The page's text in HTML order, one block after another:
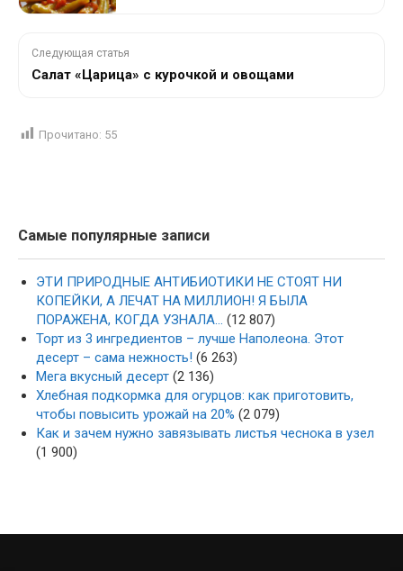
Следующая статья
Салат «Царица» с курочкой и овощами
Прочитано: 55
Самые популярные записи
ЭТИ ПРИРОДНЫЕ АНТИБИОТИКИ НЕ СТОЯТ НИ
КОПЕЙКИ, А ЛЕЧАТ НА МИЛЛИОН! Я БЫЛА
ПОРАЖЕНА, КОГДА УЗНАЛА… (12 807)
Торт из 3 ингредиентов – лучше Наполеона. Этот
десерт – сама нежность! (6 263)
Мега вкусный десерт (2 136)
Хлебная подкормка для огурцов: как приготовить,
чтобы повысить урожай на 20% (2 079)
Как и зачем нужно завязывать листья чеснока в узел
(1 900)